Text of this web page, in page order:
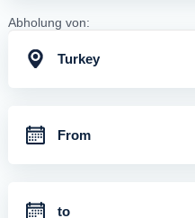
Abholung von:
Turkey